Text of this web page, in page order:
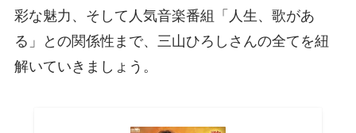
彩な魅力、そして人気音楽番組「人生、歌があ
る」との関係性まで、三山ひろしさんの全てを紐
解いていきましょう。